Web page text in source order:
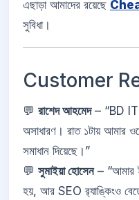
এছাড়া আমাদের রয়েছে
সুবিধা।
Customer
💬 রাশেদ আহমেদ– “BD IT
অসাধারণ। রাত ১টায় আমার
সমাধান দিয়েছে।”
💬 সুমাইয়া হোসেন– “আমার
হয়, আর SEO র‌্যাঙ্কিংও